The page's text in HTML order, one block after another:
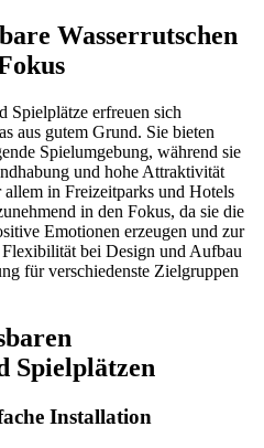
Wasserrutschen
Spielplätze erfreuen sich
aus gutem Grund. Sie bieten
Spielumgebung, während sie
und hohe Attraktivität
in Freizeitparks und Hotels
in den Fokus, da sie die
Emotionen erzeugen und zur
bei Design und Aufbau
für verschiedenste Zielgruppen
Spielplätzen
Installation